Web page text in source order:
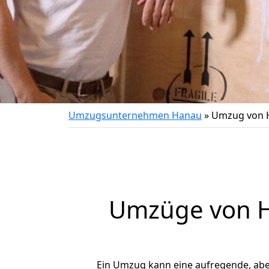
Umzugsunternehmen Hanau » Umzug von
Umzüge von
Ein Umzug kann eine aufregende,